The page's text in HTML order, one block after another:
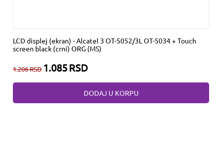
LCD displej (ekran) - Alcatel 3 OT-5052/3L OT-5034 + Touch
screen black (crni) ORG (MS)
1.206RSD 1.085RSD
DODAJ U KORPU